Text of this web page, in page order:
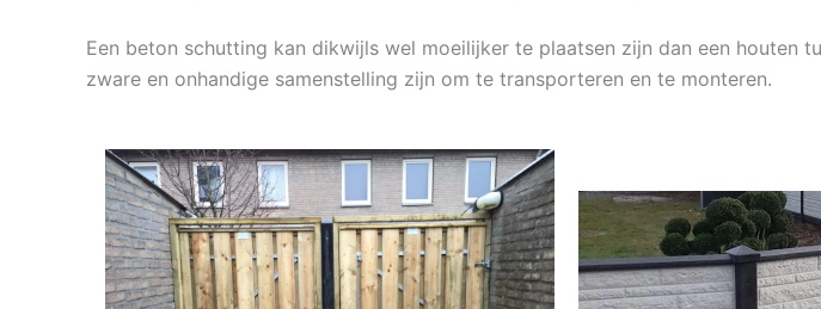
Een beton schutting kan dikwijls wel moeilijker te plaatsen zijn dan een houten
zware en onhandige samenstelling zijn om te transporteren en te monteren.